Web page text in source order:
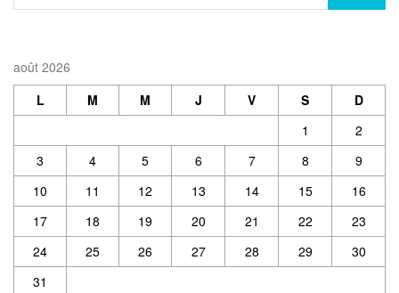
août 2026
L
M M J V S
D
1
2
3
4 5 6 7 8
9
10
11 12 13 14 15
16
17
18 19 20 21 22
23
24
25 26 27 28 29
30
31